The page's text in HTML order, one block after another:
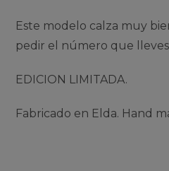
Este modelo calza muy
pedir el número que
EDICION LIMITADA.
Fabricado en Elda. Hand